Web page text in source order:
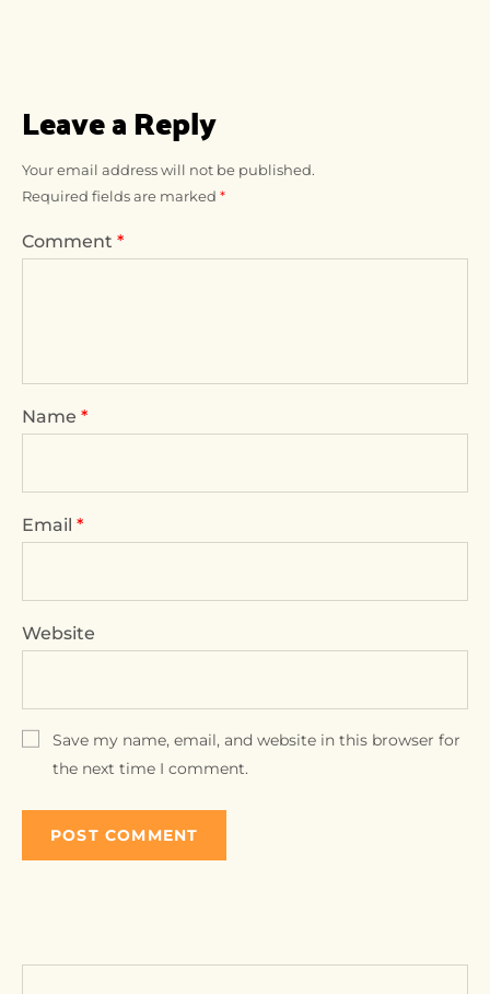
Leave a Reply
Your email address will not be published.
Required fields are marked *
Comment *
Name *
Email *
Website
Save my name, email, and website in this browser for
the next time I comment.